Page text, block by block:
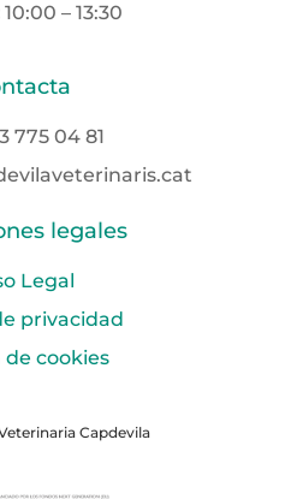
10:00 – 13:30
775 04 81
legales
Legal
privacidad
de cookies
Capdevila